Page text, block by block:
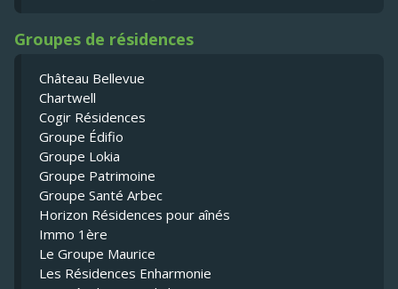
Groupes de résidences
Château Bellevue
Chartwell
Cogir Résidences
Groupe Édifio
Groupe Lokia
Groupe Patrimoine
Groupe Santé Arbec
Horizon Résidences pour aînés
Immo 1ère
Le Groupe Maurice
Les Résidences Enharmonie